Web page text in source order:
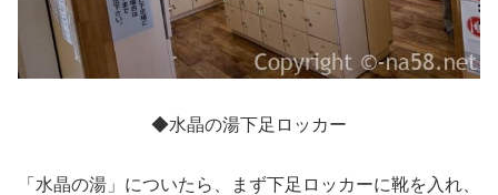
◆水晶の湯下足ロッカー
「水晶の湯」についたら、まず下足ロッカーに靴を入れ、